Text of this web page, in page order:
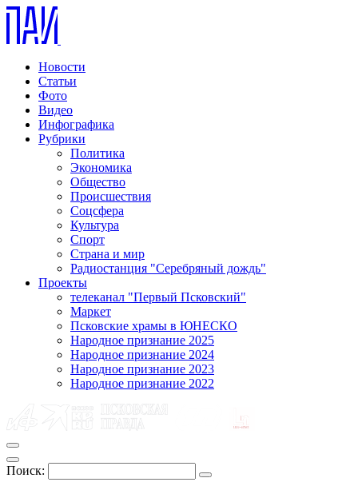
Новости
Статьи
Фото
Видео
Инфографика
Рубрики
Политика
Экономика
Общество
Происшествия
Соцсфера
Культура
Спорт
Страна и мир
Радиостанция "Серебряный дождь"
Проекты
телеканал "Первый Псковский"
Маркет
Псковские храмы в ЮНЕСКО
Народное признание 2025
Народное признание 2024
Народное признание 2023
Народное признание 2022
Поиск: